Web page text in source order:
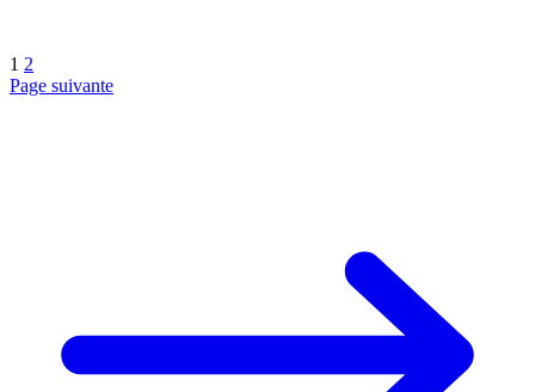
1 2
Page suivante